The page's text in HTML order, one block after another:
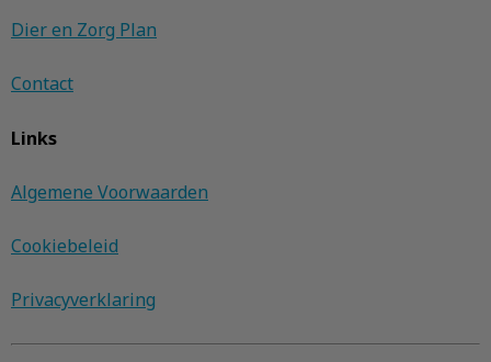
Dier en Zorg Plan
Contact
Links
Algemene Voorwaarden
Cookiebeleid
Privacyverklaring